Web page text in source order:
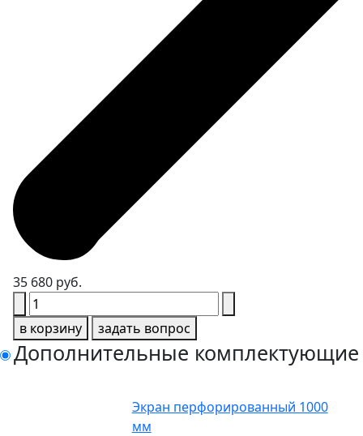
35 680 руб.
в корзину задать вопрос
Дополнительные комплектующие
Экран перфорированный 1000
мм